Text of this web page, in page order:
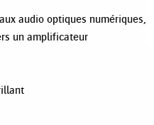
audio optiques numériques,
un amplificateur